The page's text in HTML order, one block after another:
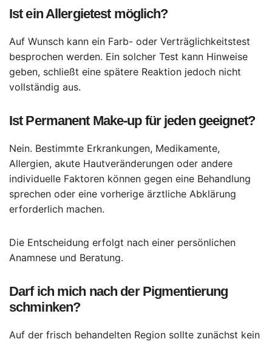
Ist ein Allergietest möglich?
Auf Wunsch kann ein Farb- oder Verträglichkeitstest
besprochen werden. Ein solcher Test kann Hinweise
geben, schließt eine spätere Reaktion jedoch nicht
vollständig aus.
Ist Permanent Make-up für jeden geeignet?
Nein. Bestimmte Erkrankungen, Medikamente,
Allergien, akute Hautveränderungen oder andere
individuelle Faktoren können gegen eine Behandlung
sprechen oder eine vorherige ärztliche Abklärung
erforderlich machen.
Die Entscheidung erfolgt nach einer persönlichen
Anamnese und Beratung.
Darf ich mich nach der Pigmentierung
schminken?
Auf der frisch behandelten Region sollte zunächst kein